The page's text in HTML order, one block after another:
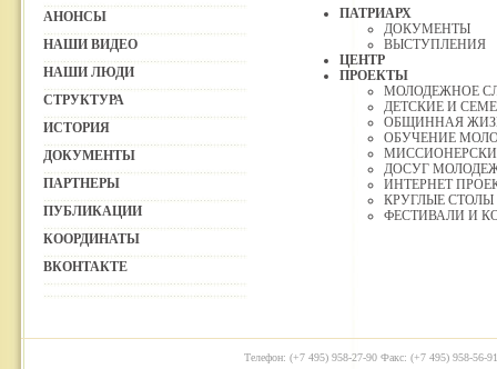
АНОНСЫ
НАШИ ВИДЕО
НАШИ ЛЮДИ
СТРУКТУРА
ИСТОРИЯ
ДОКУМЕНТЫ
ПАРТНЕРЫ
ПУБЛИКАЦИИ
КООРДИНАТЫ
ВКОНТАКТЕ
ПАТРИАРХ
ДОКУМЕНТЫ
ВЫСТУПЛЕНИЯ
ЦЕНТР
ПРОЕКТЫ
МОЛОДЕЖНОЕ
ДЕТСКИЕ И
ОБЩИННАЯ
ОБУЧЕНИЕ
ДОСУГ
ИНТЕРНЕТ
КРУГЛЫЕ
ФЕСТИВАЛИ И
Телефон: (+7 495) 958-27-90 Факс: (+7 495) 958-56-